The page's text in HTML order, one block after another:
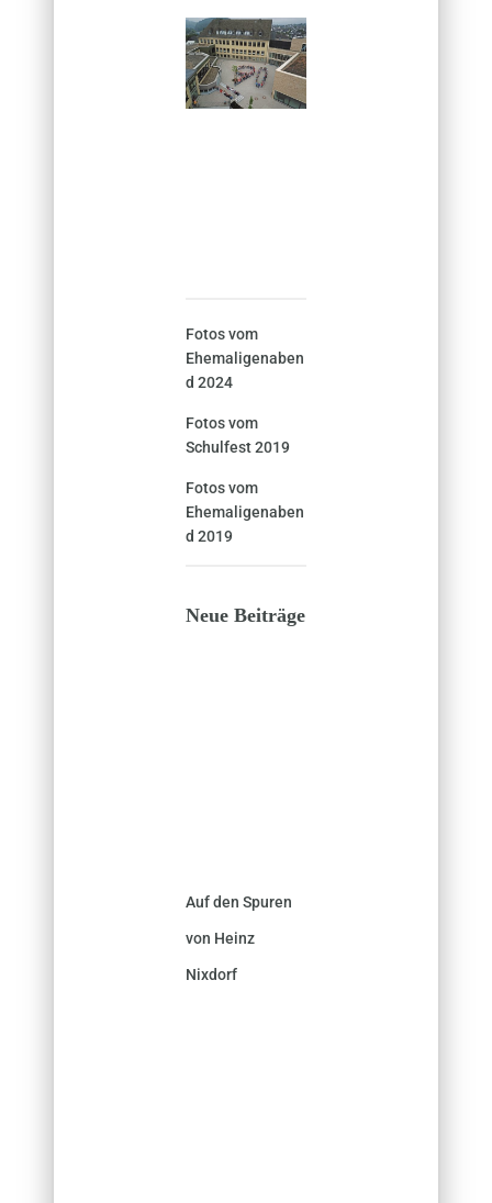
Fotos vom
Ehemaligenaben
d 2024
Fotos vom
Schulfest 2019
Fotos vom
Ehemaligenaben
d 2019
Neue Beiträge
Auf den Spuren
von Heinz
Nixdorf